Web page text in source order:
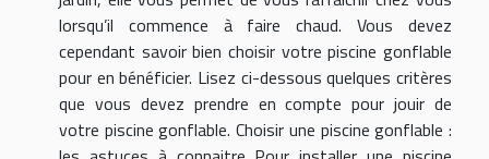
lorsqu’il commence à faire chaud. Vous devez
cependant savoir bien choisir votre piscine gonflable
pour en bénéficier. Lisez ci-dessous quelques critères
que vous devez prendre en compte pour jouir de
votre piscine gonflable. Choisir une piscine gonflable :